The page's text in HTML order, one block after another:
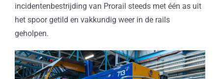
incidentenbestrijding van Prorail steeds met één as uit
het spoor getild en vakkundig weer in de rails
geholpen.